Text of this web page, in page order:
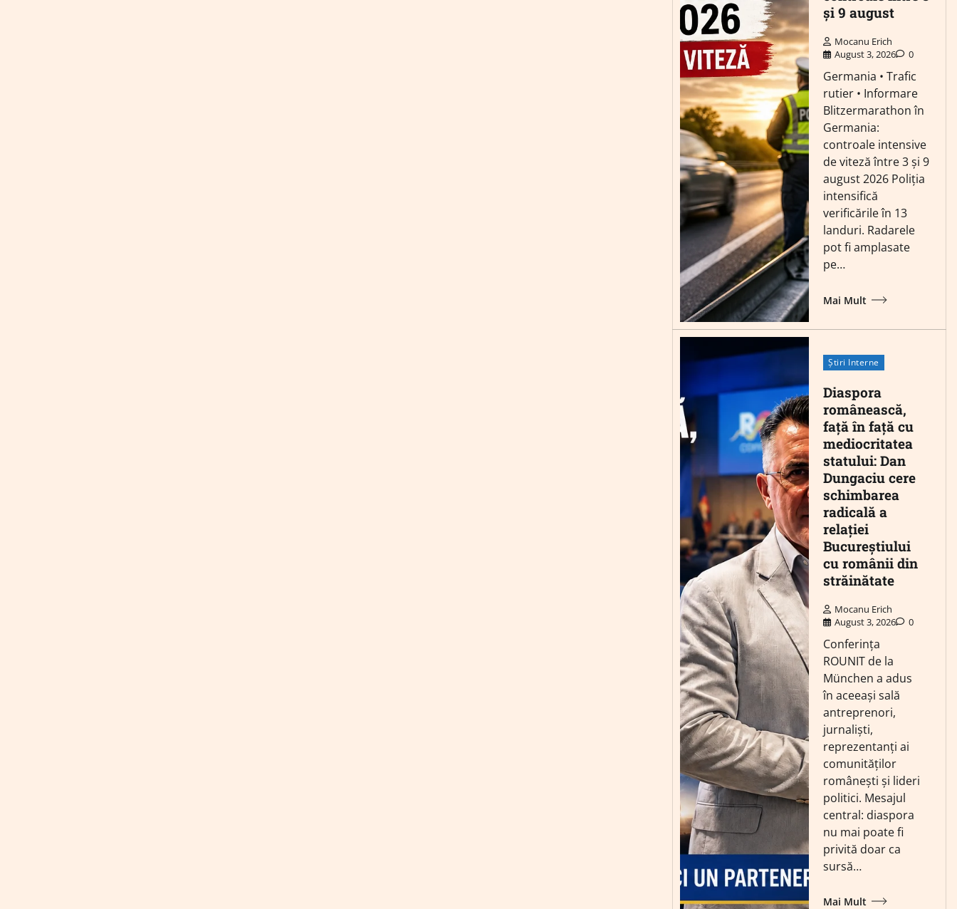
și 9 august
Mocanu Erich
August 3, 2026
0
Germania • Trafic
rutier • Informare
Blitzermarathon în
Germania:
controale intensive
de viteză între 3 și 9
august 2026 Poliția
intensifică
verificările în 13
landuri. Radarele
pot fi amplasate
pe…
Mai Mult
Știri Interne
Diaspora
românească,
față în față cu
mediocritatea
statului: Dan
Dungaciu cere
schimbarea
radicală a
relației
Bucureștiului
cu românii din
străinătate
Mocanu Erich
August 3, 2026
0
Conferința
ROUNIT de la
München a adus
în aceeași sală
antreprenori,
jurnaliști,
reprezentanți ai
comunităților
românești și lideri
politici. Mesajul
central: diaspora
nu mai poate fi
privită doar ca
sursă…
Mai Mult